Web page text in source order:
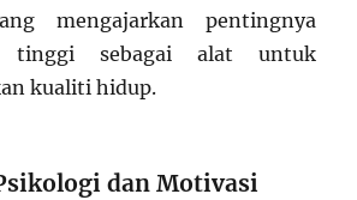
mengajarkan pentingnya
tinggi sebagai alat untuk
kualiti hidup.
dan Motivasi